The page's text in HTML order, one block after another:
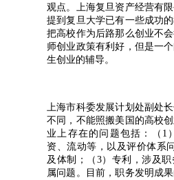
观点。上海复旦资产经营有
提到复旦大学已有一些成功
把高校作为后路那么创业不
师创业政策有利好，但是一
生创业的辅导。
上海市科委发展计划处副处
不同，不能照搬美国的高校
业上存在的问题包括：（1
资、流动等，以及评价体系
及体制；（3）专利，涉及
属问题。目前，职务发明成